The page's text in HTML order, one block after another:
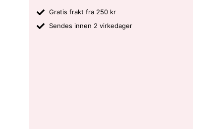
Gratis frakt fra 250 kr
Sendes innen 2 virkedager